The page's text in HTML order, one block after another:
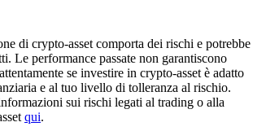
di crypto-asset comporta dei rischi e potrebbe
Le performance passate non garantiscono
se investire in crypto-asset è adatto
e al tuo livello di tolleranza al rischio.
sui rischi legati al trading o alla
qui.